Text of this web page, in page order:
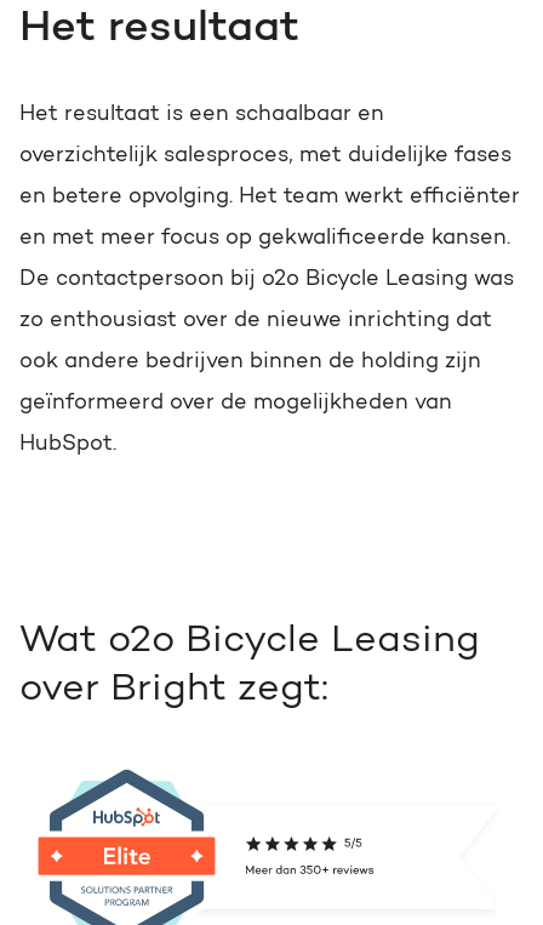
Het resultaat
Het resultaat is een schaalbaar en
overzichtelijk salesproces, met duidelijke fases
en betere opvolging. Het team werkt efficiënter
en met meer focus op gekwalificeerde kansen.
De contactpersoon bij o2o Bicycle Leasing was
zo enthousiast over de nieuwe inrichting dat
ook andere bedrijven binnen de holding zijn
geïnformeerd over de mogelijkheden van
HubSpot.
Wat o2o Bicycle Leasing
over Bright zegt: